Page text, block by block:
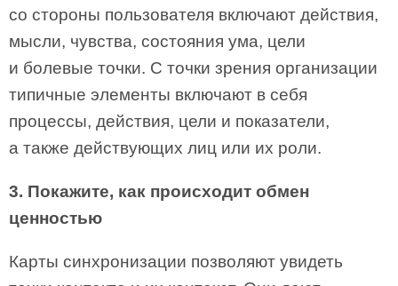
со стороны пользователя включают действия,
мысли, чувства, состояния ума, цели
и болевые точки. С точки зрения организации
типичные элементы включают в себя
процессы, действия, цели и показатели,
а также действующих лиц или их роли.
3. Покажите, как происходит обмен
ценностью
Карты синхронизации позволяют увидеть